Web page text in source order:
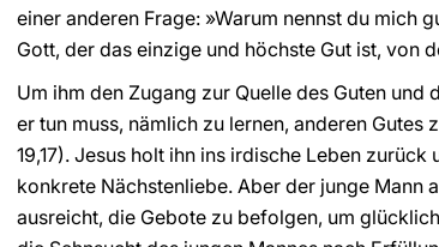
einer anderen Frage: »Warum nennst du mich
Gott, der das einzige und höchste Gut ist, von
Um ihm den Zugang zur Quelle des Guten
er tun muss, nämlich zu lernen, anderen Gutes
19,17). Jesus holt ihn ins irdische Leben
konkrete Nächstenliebe. Aber der junge Mann
ausreicht, die Gebote zu befolgen, um